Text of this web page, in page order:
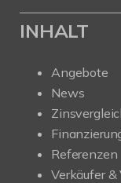
INHALT
Angebote
News
Referenzen
Verkäufer &